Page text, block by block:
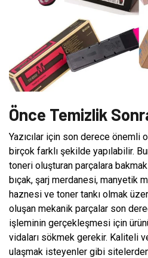
Önce Temizlik
Yazıcılar için son derece önemli
birçok farklı şekilde yapılabilir.
toneri oluşturan parçalara
bıçak, şarj merdanesi, manyetik
haznesi ve toner tankı olmak
oluşan mekanik parçalar son
işleminin gerçekleşmesi için
vidaları sökmek gerekir. Kaliteli
ulaşmak isteyenler gibi